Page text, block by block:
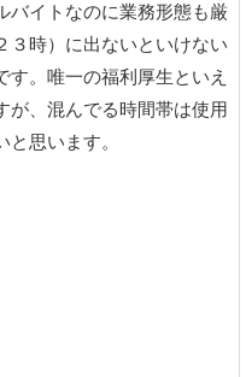
バイトなのに業務形態も厳
３時）に出ないといけない
。唯一の福利厚生といえ
が、混んでる時間帯は使用
思います。